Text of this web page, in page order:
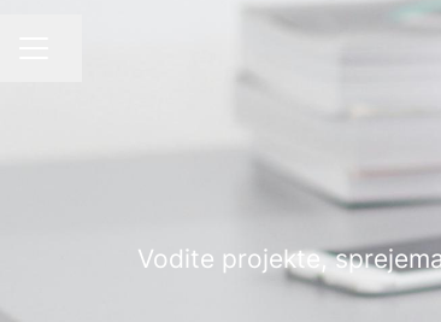
Vodite projekte,